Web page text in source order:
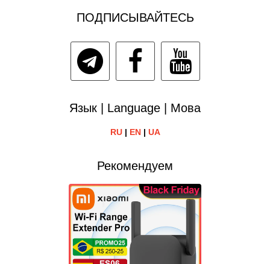
ПОДПИСЫВАЙТЕСЬ
Язык | Language | Мова
RU| EN| UA
Рекомендуем